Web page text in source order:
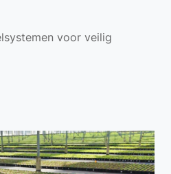
voor veilig